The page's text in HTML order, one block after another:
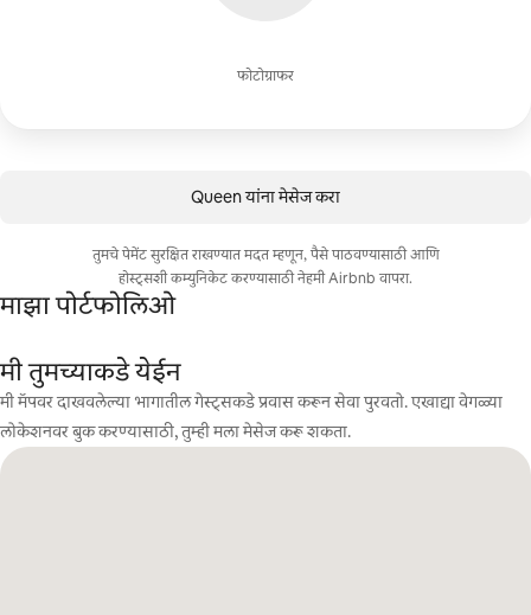
फोटोग्राफर
Queen यांना मेसेज करा
तुमचे पेमेंट सुरक्षित राखण्यात मदत म्हणून, पैसे पाठवण्यासाठी आणि
होस्ट्सशी कम्युनिकेट करण्यासाठी नेहमी Airbnb वापरा.
माझा पोर्टफोलिओ
मी तुमच्याकडे येईन
मी मॅपवर दाखवलेल्या भागातील गेस्ट्सकडे प्रवास करून सेवा पुरवतो. एखाद्या वेगळ्या
लोकेशनवर बुक करण्यासाठी, तुम्ही मला मेसेज करू शकता.